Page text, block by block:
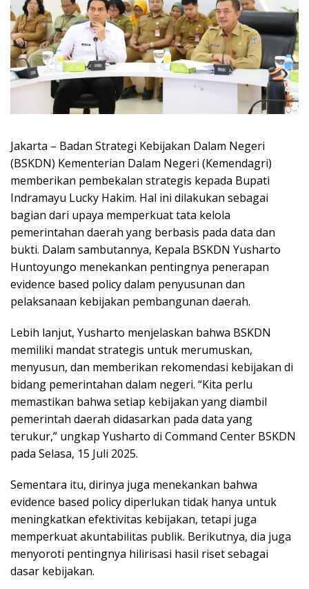
Jakarta – Badan Strategi Kebijakan Dalam Negeri
(BSKDN) Kementerian Dalam Negeri (Kemendagri)
memberikan pembekalan strategis kepada Bupati
Indramayu Lucky Hakim. Hal ini dilakukan sebagai
bagian dari upaya memperkuat tata kelola
pemerintahan daerah yang berbasis pada data dan
bukti. Dalam sambutannya, Kepala BSKDN Yusharto
Huntoyungo menekankan pentingnya penerapan
evidence based policy dalam penyusunan dan
pelaksanaan kebijakan pembangunan daerah.
Lebih lanjut, Yusharto menjelaskan bahwa BSKDN
memiliki mandat strategis untuk merumuskan,
menyusun, dan memberikan rekomendasi kebijakan di
bidang pemerintahan dalam negeri. “Kita perlu
memastikan bahwa setiap kebijakan yang diambil
pemerintah daerah didasarkan pada data yang
terukur,” ungkap Yusharto di Command Center BSKDN
pada Selasa, 15 Juli 2025.
Sementara itu, dirinya juga menekankan bahwa
evidence based policy diperlukan tidak hanya untuk
meningkatkan efektivitas kebijakan, tetapi juga
memperkuat akuntabilitas publik. Berikutnya, dia juga
menyoroti pentingnya hilirisasi hasil riset sebagai
dasar kebijakan.